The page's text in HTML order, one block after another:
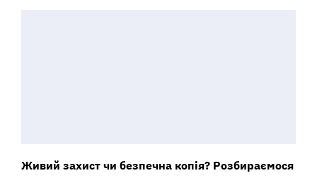
Живий захист чи безпечна копія? Розбираємося